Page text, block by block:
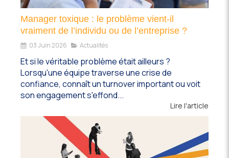
Manager toxique : le problème vient-il
vraiment de l’individu ou de l’entreprise ?
03 Juin 2026 Actualités
Et si le véritable problème était ailleurs ?
Lorsqu'une équipe traverse une crise de
confiance, connaît un turnover important ou voit
son engagement s'effond...
Lire l'article